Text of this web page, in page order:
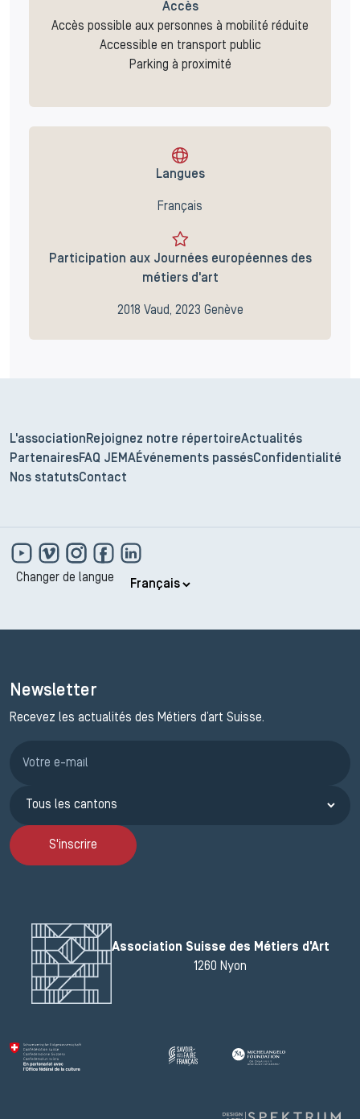
Accès
Accès possible aux personnes à mobilité réduite
Accessible en transport public
Parking à proximité
Langues
Français
Participation aux Journées européennes des
métiers d'art
2018 Vaud, 2023 Genève
L'association Rejoignez notre répertoireActualités
PartenairesFAQ JEMAÉvénements passésConfidentialité
Nos statutsContact
Changer de langue
Newsletter
Recevez les actualités des Métiers d’art Suisse.
S'inscrire
Association Suisse des Métiers d'Art
1260 Nyon